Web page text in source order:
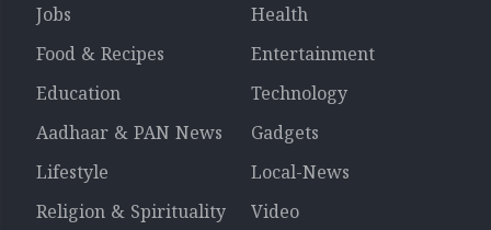
Jobs
Health
Food & Recipes
Entertainment
Education
Technology
Aadhaar & PAN News
Gadgets
Lifestyle
Local-News
Religion & Spirituality
Video